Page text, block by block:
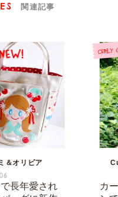
関連記事
＆オリビア
長年愛され
カ